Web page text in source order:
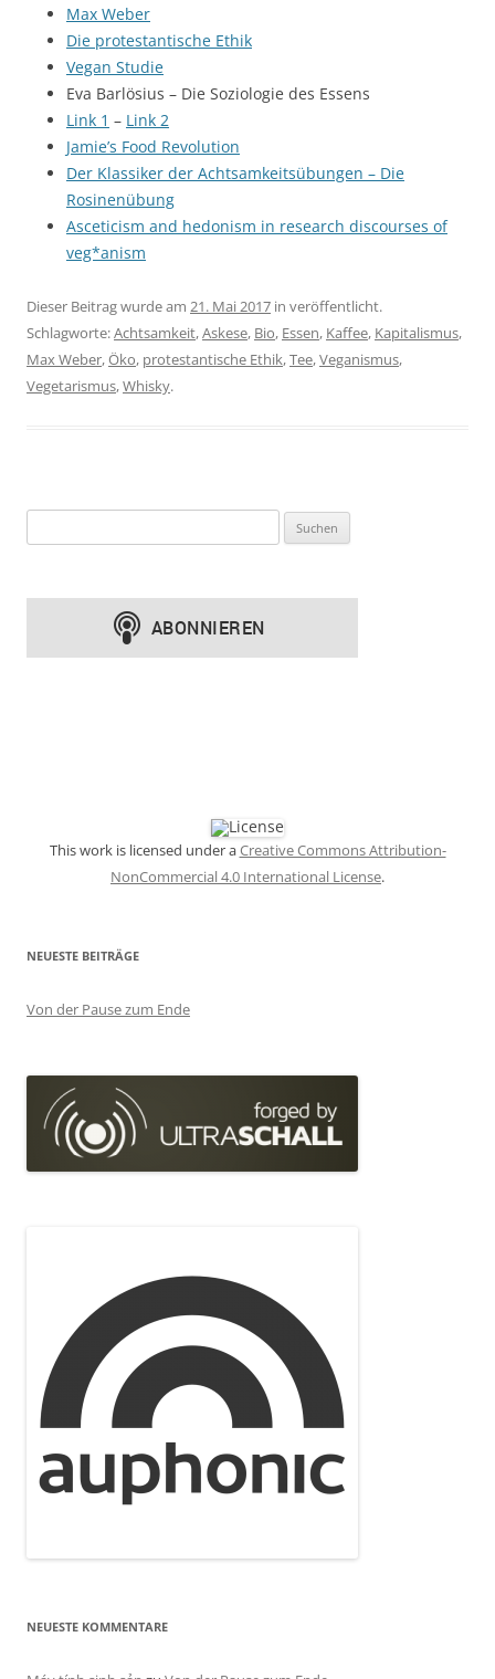
Max Weber
Die protestantische Ethik
Vegan Studie
Eva Barlösius – Die Soziologie des Essens
Link 1 – Link 2
Jamie’s Food Revolution
Der Klassiker der Achtsamkeitsübungen – Die
Rosinenübung
Asceticism and hedonism in research discourses of
veg*anism
Dieser Beitrag wurde am 21. Mai 2017 in veröffentlicht.
Schlagworte:Achtsamkeit,Askese, Bio, Essen, Kaffee, Kapitalismus,
Max Weber,Öko, protestantische Ethik,Tee,Veganismus,
Vegetarismus,Whisky.
nach:
This work is licensed under aCreative Commons Attribution-
NonCommercial 4.0 International License.
NEUESTE BEITRÄGE
Von der Pause zum Ende
NEUESTE KOMMENTARE